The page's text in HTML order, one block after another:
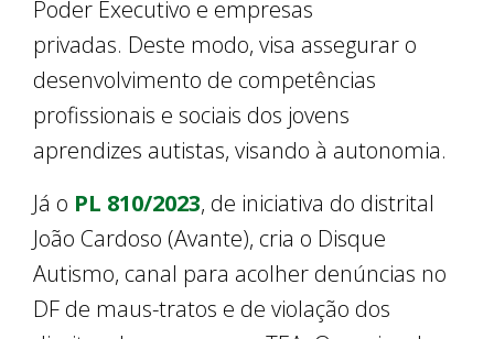
Poder Executivo e empresas
privadas. Deste modo, visa assegurar o
desenvolvimento de competências
profissionais e sociais dos jovens
aprendizes autistas, visando à autonomia.
Já o PL 810/2023, de iniciativa do distrital
João Cardoso (Avante), cria o Disque
Autismo, canal para acolher denúncias no
DF de maus-tratos e de violação dos